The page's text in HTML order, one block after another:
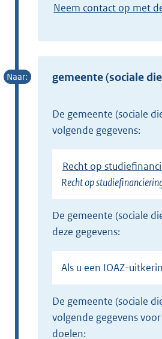
Neem contact op met
gemeente (sociale
de gemeente (sociale dienst) ontvangt de
volgende gegevens:
Recht op
Recht op
de gemeente (sociale dienst) ontvangt
deze gegevens:
Als u een IOAZ-
de gemeente (sociale dienst) gebruikt de
volgende gegevens
doelen: